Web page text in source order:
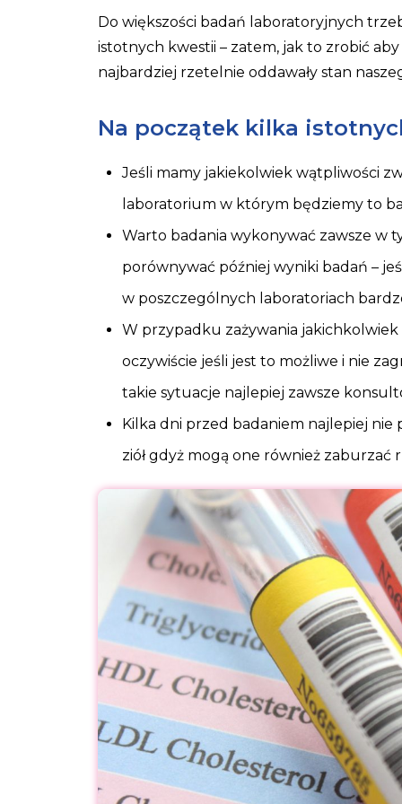
Do większości badań laboratoryjnych
istotnych kwestii – zatem, jak to zrobić
najbardziej rzetelnie oddawały stan
Na początek kilka
Jeśli mamy jakiekolwiek wątpliwości
laboratorium w którym będziemy to
Warto badania wykonywać zawsze w
porównywać później wyniki badań –
w poszczególnych laboratoriach
W przypadku zażywania
oczywiście jeśli jest to możliwe i nie
takie sytuacje najlepiej zawsze
Kilka dni przed badaniem najlepiej
ziół gdyż mogą one również zaburzać